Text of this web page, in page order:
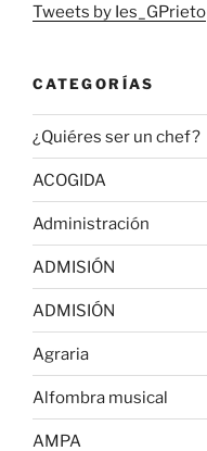
Tweets by Ies_GPrieto
CATEGORÍAS
¿Quiéres ser un chef?
ACOGIDA
Administración
ADMISIÓN
ADMISIÓN
Agraria
Alfombra musical
AMPA